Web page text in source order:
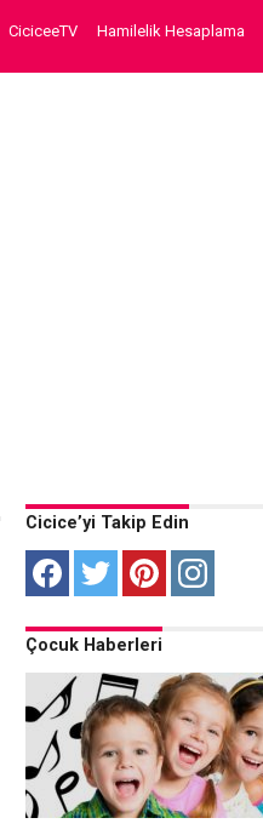
CiciceeTV Hamilelik Hesaplama
Cicice’yi Takip Edin
Çocuk Haberleri